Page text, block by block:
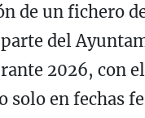
de un fichero
del
2026, con
solo en fechas